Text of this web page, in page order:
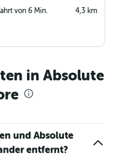
von 6 Min. 4,3 km
in Absolute
und Absolute
entfernt?